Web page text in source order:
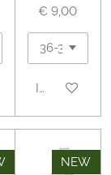
€ 9,00
In
NEW